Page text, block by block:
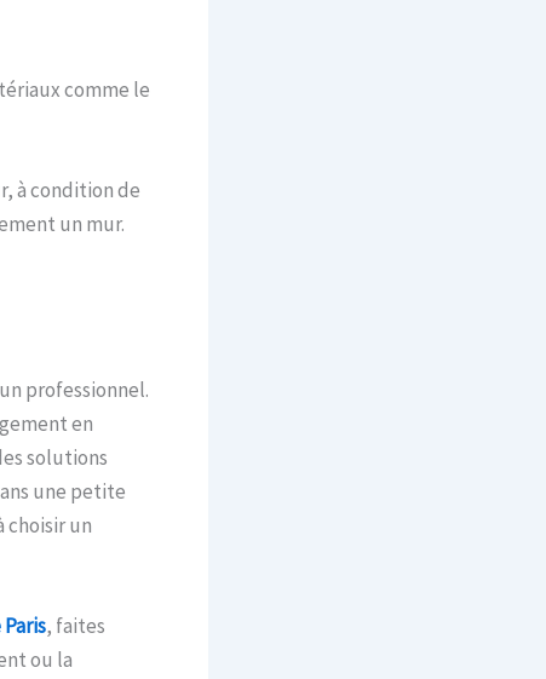
comme le
à condition de
un mur.
professionnel.
en
solutions
une petite
choisir un
, faites
ou la